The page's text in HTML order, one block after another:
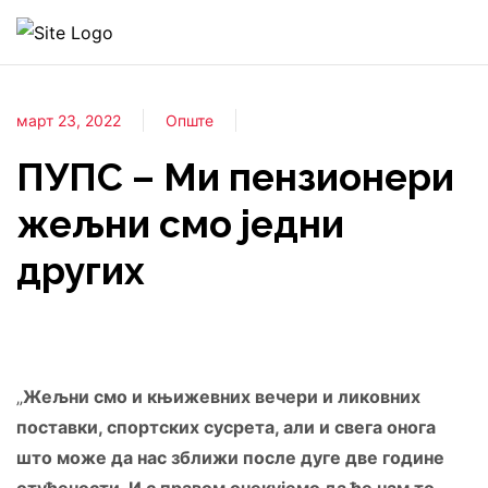
март 23, 2022 Опште
ПУПС – Ми пензионери
жељни смо једни
других
„Жељни смо и књижевних вечери и ликовних
поставки, спортских сусрета, али и свега онога
што може да нас зближи после дуге две године